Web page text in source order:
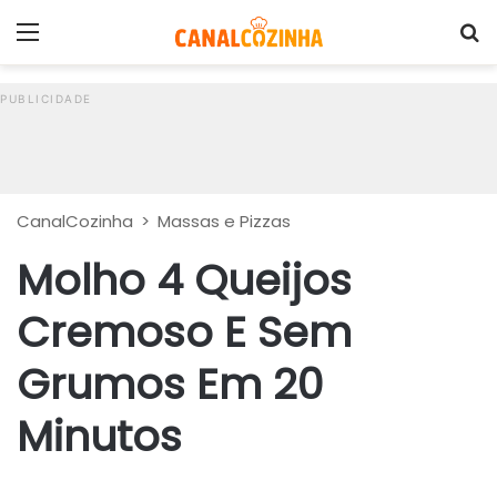
Menu
CanalCozinha > Massas e Pizzas
Molho 4 Queijos
Cremoso E Sem
Grumos Em 20
Minutos